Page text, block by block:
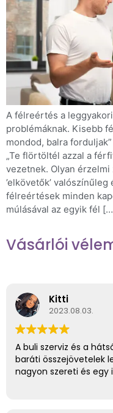
A félreértés a
problémáknak. Kisebb
mondod, balra
„Te flörtöltél azzal a
vezetnek. Olyan
’elkövetők’
félreértések minden
múlásával az egyik fél
Vásárlói
Kitti
2023.08.03.
A buli szerviz és a
baráti összejövetelek
nagyon szereti és egy